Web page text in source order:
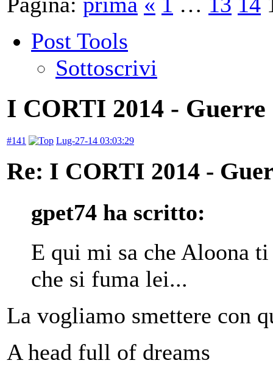
Post Tools
Sottoscrivi
I CORTI 2014 -
#141 Lug-27-14 03:03:29
Re: I CORTI 2014 -
gpet74 ha scritto:
E qui mi sa che Aloona
che si fuma lei...
La vogliamo smettere con
A head full of dreams